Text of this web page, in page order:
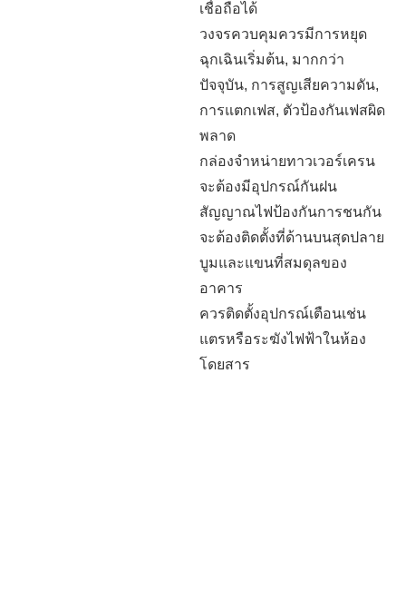
เชื่อถือได้
วงจรควบคุมควรมีการหยุด
ฉุกเฉินเริ่มต้น, มากกว่า
ปัจจุบัน, การสูญเสียความดัน,
การแตกเฟส, ตัวป้องกันเฟสผิด
พลาด
กล่องจำหน่ายทาวเวอร์เครน
จะต้องมีอุปกรณ์กันฝน
สัญญาณไฟป้องกันการชนกัน
จะต้องติดตั้งที่ด้านบนสุดปลาย
บูมและแขนที่สมดุลของ
อาคาร
ควรติดตั้งอุปกรณ์เตือนเช่น
แตรหรือระฆังไฟฟ้าในห้อง
โดยสาร